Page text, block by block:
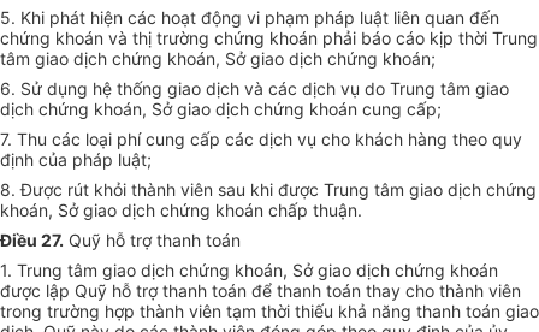
5. Khi phát hiện các hoạt động vi phạm pháp luật liên quan đến
chứng khoán và thị trường chứng khoán phải báo cáo kịp thời Trung
tâm giao dịch chứng khoán, Sở giao dịch chứng khoán;
6. Sử dụng hệ thống giao dịch và các dịch vụ do Trung tâm giao
dịch chứng khoán, Sở giao dịch chứng khoán cung cấp;
7. Thu các loại phí cung cấp các dịch vụ cho khách hàng theo quy
định của pháp luật;
8. Được rút khỏi thành viên sau khi được Trung tâm giao dịch chứng
khoán, Sở giao dịch chứng khoán chấp thuận.
Điều 27. Quỹ hỗ trợ thanh toán
1. Trung tâm giao dịch chứng khoán, Sở giao dịch chứng khoán
được lập Quỹ hỗ trợ thanh toán để thanh toán thay cho thành viên
trong trường hợp thành viên tạm thời thiếu khả năng thanh toán giao